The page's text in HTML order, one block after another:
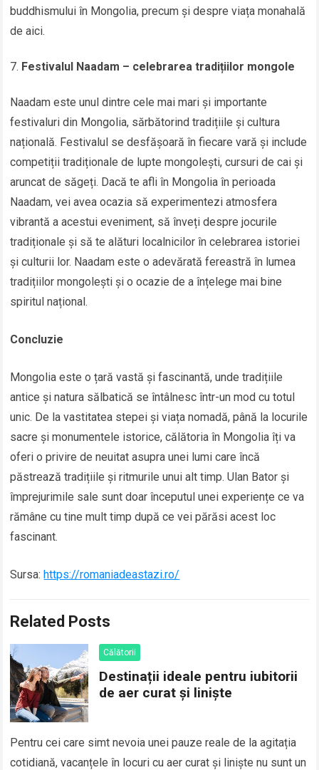
buddhismului în Mongolia, precum și despre viața monahală
de aici.
Festivalul Naadam – celebrarea tradițiilor mongole
Naadam este unul dintre cele mai mari și importante
festivaluri din Mongolia, sărbătorind tradițiile și cultura
națională. Festivalul se desfășoară în fiecare vară și include
competiții tradiționale de lupte mongolești, cursuri de cai și
aruncat de săgeți. Dacă te afli în Mongolia în perioada
Naadam, vei avea ocazia să experimentezi atmosfera
vibrantă a acestui eveniment, să înveți despre jocurile
tradiționale și să te alături localnicilor în celebrarea istoriei
și culturii lor. Naadam este o adevărată fereastră în lumea
tradițiilor mongolești și o ocazie de a înțelege mai bine
spiritul național.
Concluzie
Mongolia este o țară vastă și fascinantă, unde tradițiile
antice și natura sălbatică se întâlnesc într-un mod cu totul
unic. De la vastitatea stepei și viața nomadă, până la locurile
sacre și monumentele istorice, călătoria în Mongolia îți va
oferi o privire de neuitat asupra unei lumi care încă
păstrează tradițiile și ritmurile unui alt timp. Ulan Bator și
împrejurimile sale sunt doar începutul unei experiențe ce va
rămâne cu tine mult timp după ce vei părăsi acest loc
fascinant.
Sursa:https://romaniadeastazi.ro/
Related Posts
Călătorii
Destinații ideale pentru iubitorii
de aer curat și liniște
Pentru cei care simt nevoia unei pauze reale de la agitația
cotidiană, vacanțele în locuri cu aer curat și liniște nu sunt un